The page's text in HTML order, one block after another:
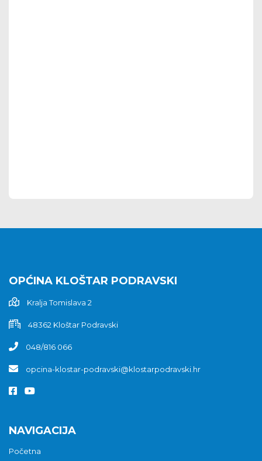
OPĆINA KLOŠTAR PODRAVSKI
Kralja Tomislava 2
48362 Kloštar Podravski
048/816 066
opcina-klostar-podravski@klostarpodravski.hr
NAVIGACIJA
Početna